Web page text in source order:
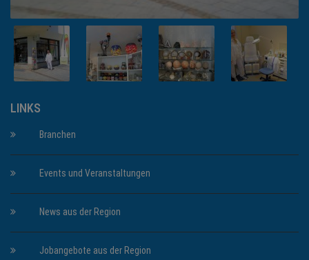
LINKS
Branchen
Events und Veranstaltungen
News aus der Region
Jobangebote aus der Region